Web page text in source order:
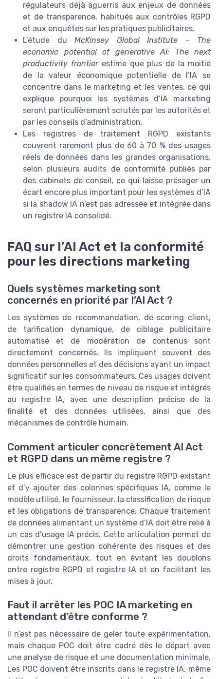
régulateurs déjà aguerris aux enjeux de données
et de transparence, habitués aux contrôles RGPD
et aux enquêtes sur les pratiques publicitaires.
L’étude du McKinsey Global Institute – The
economic potential of generative AI: The next
productivity frontierestime que plus de la moitié
de la valeur économique potentielle de l’IA se
concentre dans le marketing et les ventes, ce qui
explique pourquoi les systèmes d’IA marketing
seront particulièrement scrutés par les autorités et
par les conseils d’administration.
Les registres de traitement RGPD existants
couvrent rarement plus de 60 à 70 % des usages
réels de données dans les grandes organisations,
selon plusieurs audits de conformité publiés par
des cabinets de conseil, ce qui laisse présager un
écart encore plus important pour les systèmes d’IA
si la shadow IA n’est pas adressée et intégrée dans
un registre IA consolidé.
FAQ sur l’AI Act et la conformité
pour les directions marketing
Quels systèmes marketing sont
concernés en priorité par l’AI Act ?
Les systèmes de recommandation, de scoring client,
de tarification dynamique, de ciblage publicitaire
automatisé et de modération de contenus sont
directement concernés. Ils impliquent souvent des
données personnelles et des décisions ayant un impact
significatif sur les consommateurs. Ces usages doivent
être qualifiés en termes de niveau de risque et intégrés
au registre IA, avec une description précise de la
finalité et des données utilisées, ainsi que des
mécanismes de contrôle humain.
Comment articuler concrètement AI Act
et RGPD dans un même registre ?
Le plus efficace est de partir du registre RGPD existant
et d’y ajouter des colonnes spécifiques IA, comme le
modèle utilisé, le fournisseur, la classification de risque
et les obligations de transparence. Chaque traitement
de données alimentant un système d’IA doit être relié à
un cas d’usage IA précis. Cette articulation permet de
démontrer une gestion cohérente des risques et des
droits fondamentaux, tout en évitant les doublons
entre registre RGPD et registre IA et en facilitant les
mises à jour.
Faut il arrêter les POC IA marketing en
attendant d’être conforme ?
Il n’est pas nécessaire de geler toute expérimentation,
mais chaque POC doit être cadré dès le départ avec
une analyse de risque et une documentation minimale.
Les POC doivent être inscrits dans le registre IA, même